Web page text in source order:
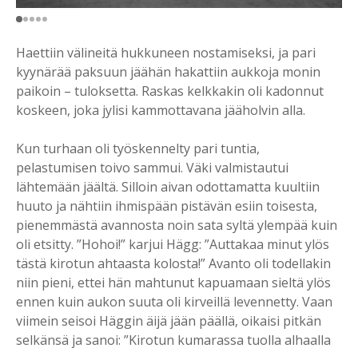
Haettiin välineitä hukkuneen nostamiseksi, ja pari
kyynärää paksuun jäähän hakattiin aukkoja monin
paikoin – tuloksetta. Raskas kelkkakin oli kadonnut
koskeen, joka jylisi kammottavana jääholvin alla.
Kun turhaan oli työskennelty pari tuntia,
pelastumisen toivo sammui. Väki valmistautui
lähtemään jäältä. Silloin aivan odottamatta kuultiin
huuto ja nähtiin ihmispään pistävän esiin toisesta,
pienemmästä avannosta noin sata syltä ylempää kuin
oli etsitty. ”Hohoi!” karjui Hägg: ”Auttakaa minut ylös
tästä kirotun ahtaasta kolosta!” Avanto oli todellakin
niin pieni, ettei hän mahtunut kapuamaan sieltä ylös
ennen kuin aukon suuta oli kirveillä levennetty. Vaan
viimein seisoi Häggin äijä jään päällä, oikaisi pitkän
selkänsä ja sanoi: ”Kirotun kumarassa tuolla alhaalla